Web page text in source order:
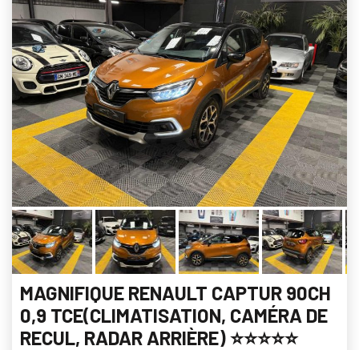
MAGNIFIQUE RENAULT CAPTUR 90CH
0,9 TCE(CLIMATISATION, CAMÉRA DE
RECUL, RADAR ARRIÈRE) ⭐️⭐️⭐️⭐️⭐️